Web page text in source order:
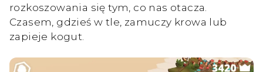
rozkoszowania się tym, co nas otacza.
Czasem, gdzieś w tle, zamuczy krowa lub
zapieje kogut.